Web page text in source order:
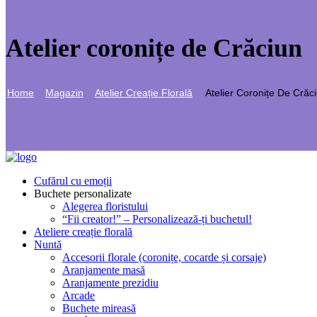
Atelier coronițe de Crăciun
Home Magazin Atelier Creație Florală Atelier Coronițe De
Cufărul cu emoții
Buchete personalizate
Alegerea floristului
“Fii creator!” – Personalizează-ți buchetul!
Ateliere creație florală
Nuntă
Accesorii florale (coronițe, cocarde și corsaje)
Aranjamente masă
Aranjamente prezidiu
Arcade
Buchete mireasă